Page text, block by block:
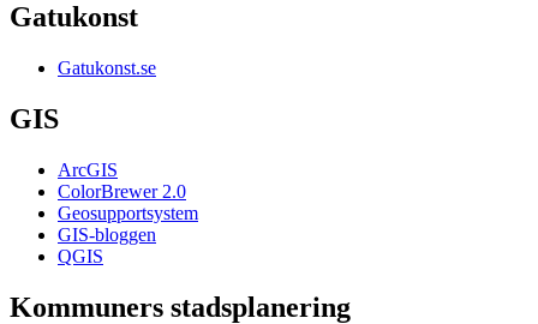
Gatukonst
Gatukonst.se
GIS
ArcGIS
ColorBrewer 2.0
Geosupportsystem
GIS-bloggen
QGIS
Kommuners stadsplanering